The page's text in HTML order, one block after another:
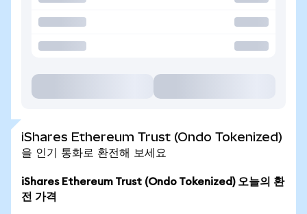
iShares Ethereum Trust (Ondo Tokenized)
을 인기 통화로 환전해 보세요
iShares Ethereum Trust (Ondo Tokenized) 오늘의 환
전 가격